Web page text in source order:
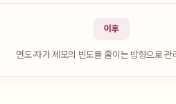
이후
면도·자가 제모의 빈도를 줄이는 방향으로 관